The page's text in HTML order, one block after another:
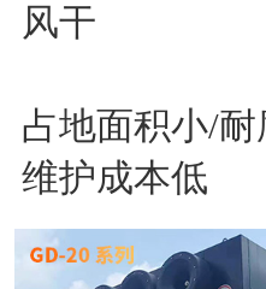
风干
占地面积小/
维护成本低